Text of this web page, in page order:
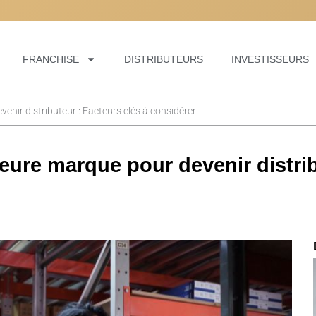
FRANCHISE DISTRIBUTEURS INVESTISSEURS
distributeur : Facteurs clés à considérer
marque pour devenir